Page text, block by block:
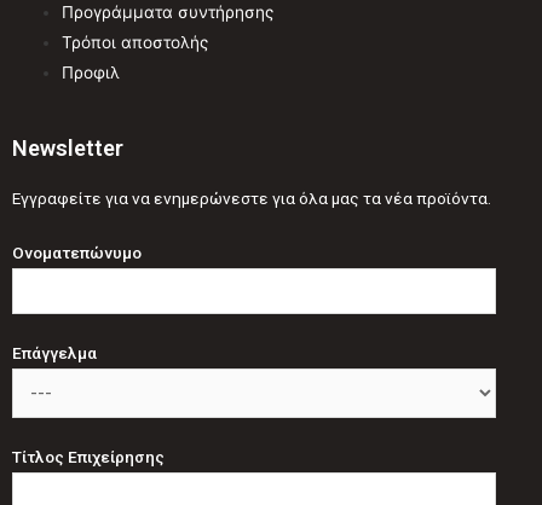
Προγράμματα συντήρησης
Τρόποι αποστολής
Προφιλ
Newsletter
Εγγραφείτε για να ενημερώνεστε για όλα μας τα νέα προϊόντα.
Ονοματεπώνυμο
Επάγγελμα
Τίτλος Επιχείρησης